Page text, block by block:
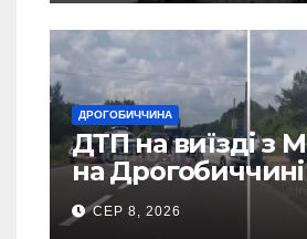
ДРОГОБИЧЧИНА
ДТП на виїзді з
на Дрогобиччині
СЕР 8, 2026